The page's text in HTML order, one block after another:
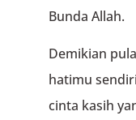
Bunda Allah.
Demikian
hatimu
cinta kasih